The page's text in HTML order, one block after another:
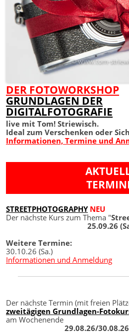
DER FOTOWORKSHOP
GRUNDLAGEN DER
DIGITALFOTOGRAFIE
live mit Tom! Striewisch.
Ideal zum Verschenken oder
Informationen, Termine und
STREETPHOTOGRAPHY NEU
Der nächste Kurs zum Thema "
25.09.26
Weitere Termine:
30.10.26 (Sa.)
Informationen und Anmeldung
Der nächste Termin (mit freien
zweitägigen Grundlagen-
am Wochenende
29.08.26/30.08.26